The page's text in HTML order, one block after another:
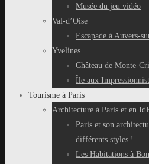
Musée du jeu vidéo
Val-d’Oise
Escapade à Auvers-
Yvelines
Château de Monte-
Île aux
Tourisme à Paris
Architecture à Paris et en
Paris et son
différents styles !
Les Habitations à